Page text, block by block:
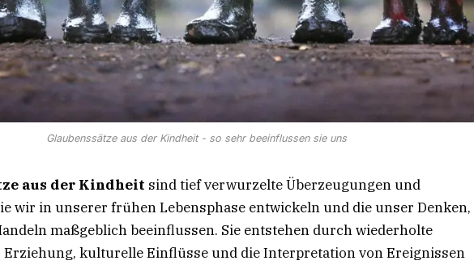
Glaubenssätze aus der Kindheit - so sehr beeinflussen sie uns
aus der Kindheit sind tief verwurzelte Überzeugungen und
wir in unserer frühen Lebensphase entwickeln und die unser Denken,
maßgeblich beeinflussen. Sie entstehen durch wiederholte
kulturelle Einflüsse und die Interpretation von Ereignissen